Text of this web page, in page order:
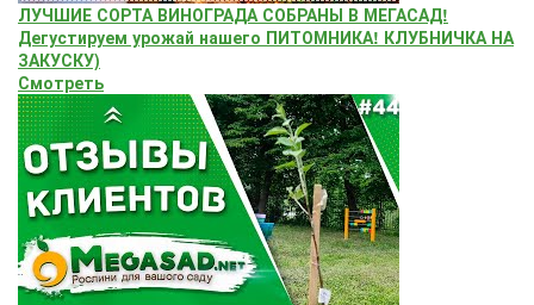
ЛУЧШИЕ СОРТА ВИНОГРАДА СОБРАНЫ В МЕГАСАД!
Дегустируем урожай нашего ПИТОМНИКА! КЛУБНИЧКА НА
ЗАКУСКУ)
Смотреть